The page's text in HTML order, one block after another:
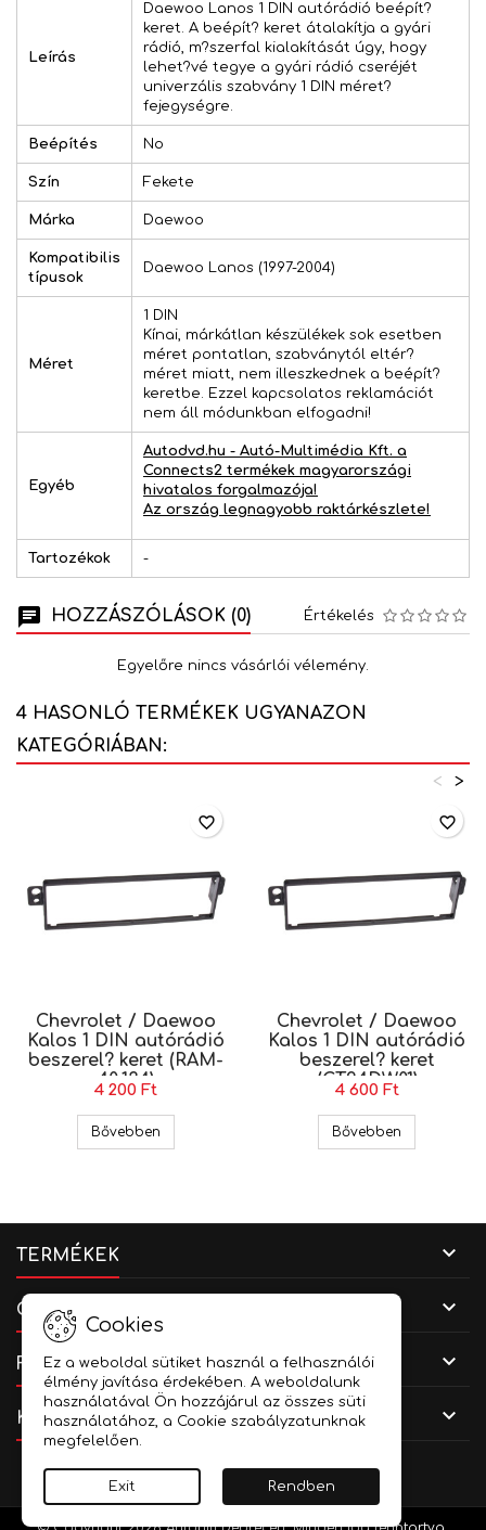
Leírás
Daewoo Lanos 1 DIN autórádió beépít?
keret. A beépít? keret átalakítja a gyári
rádió, m?szerfal kialakítását úgy, hogy
lehet?vé tegye a gyári rádió cseréjét
univerzális szabvány 1 DIN méret?
fejegységre.
Beépítés No
Szín Fekete
Márka Daewoo
Kompatibilis
típusok
Daewoo Lanos (1997-2004)
Méret
1 DIN
Kínai, márkátlan készülékek sok esetben
méret pontatlan, szabványtól eltér?
méret miatt, nem illeszkednek a beépít?
keretbe. Ezzel kapcsolatos reklamációt
nem áll módunkban elfogadni!
Egyéb
Autodvd.hu - Autó-Multimédia Kft. a
Connects2 termékek magyarországi
hivatalos forgalmazója!
Az ország legnagyobb raktárkészlete!
Tartozékok -
HOZZÁSZÓLÁSOK (0) Értékelés
Egyelőre nincs vásárlói vélemény.
4 HASONLÓ TERMÉKEK UGYANAZON
KATEGÓRIÁBAN:
>
<
Chevrolet / Daewoo
Kalos 1 DIN autórádió
beszerel? keret (RAM-
40.134)
4 200 Ft
Bővebben Chevrolet / Daewoo Kalos 1 DIN autórádió
favorite_border
Chevrolet / Daewoo
Kalos 1 DIN autórádió
beszerel? keret
(CT24DW01)
4 600 Ft
Bővebben
favorite_border
TERMÉKEK 
CÉGADATOK 
FIÓKOD 
KAPCSOLAT 
Cookies
Ez a weboldal sütiket használ a felhasználói
élmény javítása érdekében. A weboldalunk
használatával Ön hozzájárul az összes süti
használatához, a Cookie szabályzatunknak
megfelelően.
Exit Rendben
Facebook
YouTubeInstagram